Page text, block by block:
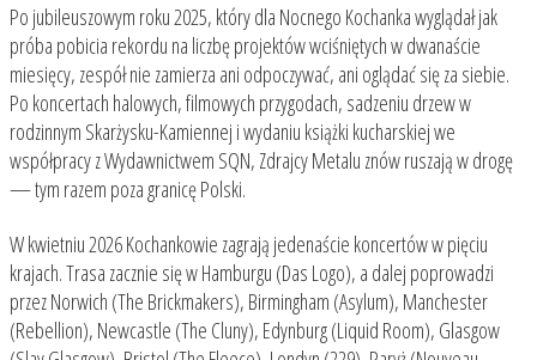
Po jubileuszowym roku 2025, który dla Nocnego Kochanka wyglądał jak
próba pobicia rekordu na liczbę projektów wciśniętych w dwanaście
miesięcy, zespół nie zamierza ani odpoczywać, ani oglądać się za siebie.
Po koncertach halowych, filmowych przygodach, sadzeniu drzew w
rodzinnym Skarżysku-Kamiennej i wydaniu książki kucharskiej we
współpracy z Wydawnictwem SQN, Zdrajcy Metalu znów ruszają w drogę
— tym razem poza granicę Polski.
W kwietniu 2026 Kochankowie zagrają jedenaście koncertów w pięciu
krajach. Trasa zacznie się w Hamburgu (Das Logo), a dalej poprowadzi
przez Norwich (The Brickmakers), Birmingham (Asylum), Manchester
(Rebellion), Newcastle (The Cluny), Edynburg (Liquid Room), Glasgow